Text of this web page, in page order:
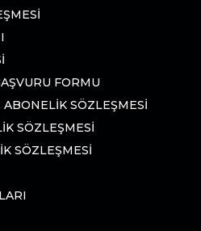
FORMU
SÖZLEŞMESI
SÖZLEŞMESI
SÖZLEŞMESI